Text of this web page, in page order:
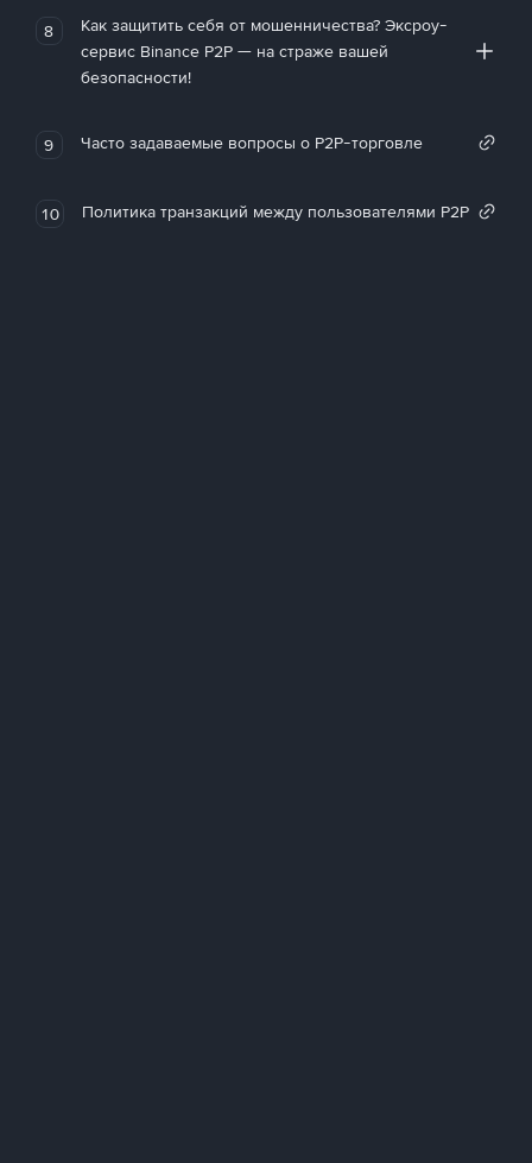
8
Как защитить себя от мошенничества? Эксроу-
сервис Binance P2P — на страже вашей
безопасности!
9 Часто задаваемые вопросы о P2P-торговле
10 Политика транзакций между пользователями P2P